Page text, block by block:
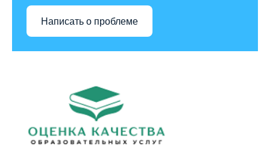
Написать о проблеме